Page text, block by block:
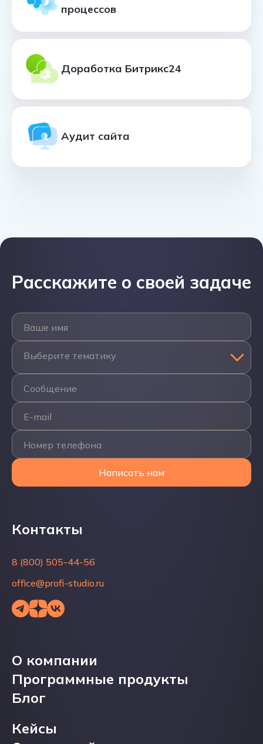
процессов
Доработка Битрикс24
Аудит сайта
Расскажите о своей задаче
Ваше имя
Выберите тематику
Сообщение
E-mail
Номер телефона
Написать нам
Контакты
8 (800) 505-44-56
office@profi-studio.ru
office@profi-studio.ru
О компании
О компании
Программные продукты
Программные продукты
Блог
Кейсы